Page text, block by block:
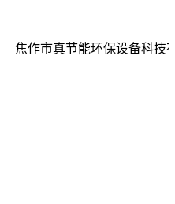
焦作市真节能环保设备科技有